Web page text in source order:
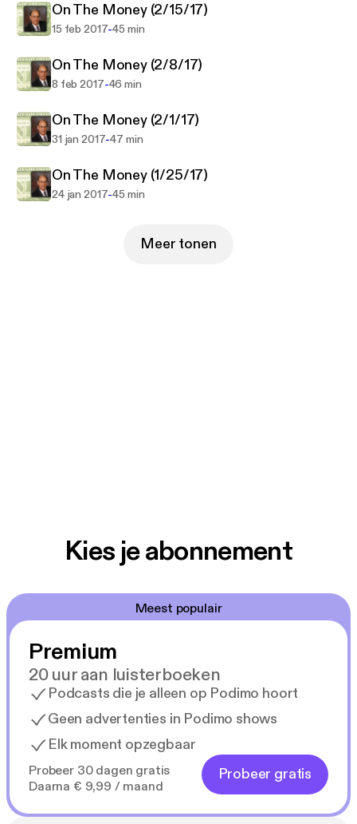
On The Money (2/15/17)
15 feb 2017-45 min
On The Money (2/8/17)
8 feb 2017-46 min
On The Money (2/1/17)
31 jan 2017-47 min
On The Money (1/25/17)
24 jan 2017-45 min
Meer tonen
Kies je abonnement
Meest populair
Premium
20 uur aan luisterboeken
Podcasts die je alleen op Podimo hoort
Geen advertenties in Podimo shows
Elk moment opzegbaar
Probeer 30 dagen gratis
Daarna € 9,99 / maand
Probeer gratis